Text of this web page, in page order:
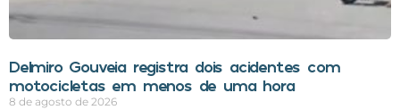
Delmiro Gouveia registra dois acidentes com
motocicletas em menos de uma hora
8 de agosto de 2026